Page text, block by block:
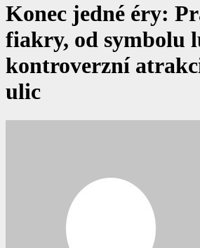
Konec jedné éry:
fiakry, od symbolu
kontroverzní
ulic